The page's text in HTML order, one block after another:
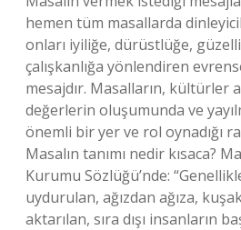
hemen tüm masallarda
onları iyiliğe, dürüstlüğe,
çalışkanlığa yönlendiren
mesajdır. Masalların, kültürler
değerlerin oluşumunda ve
önemli bir yer ve rol oynadığı
Masalın tanımı nedir kısaca?
Kurumu Sözlüğü’nde:
uydurulan, ağızdan ağıza,
aktarılan, sıra dışı insanların